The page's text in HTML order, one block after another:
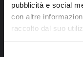
pubblicità e social
con altre
raccolto dal suo